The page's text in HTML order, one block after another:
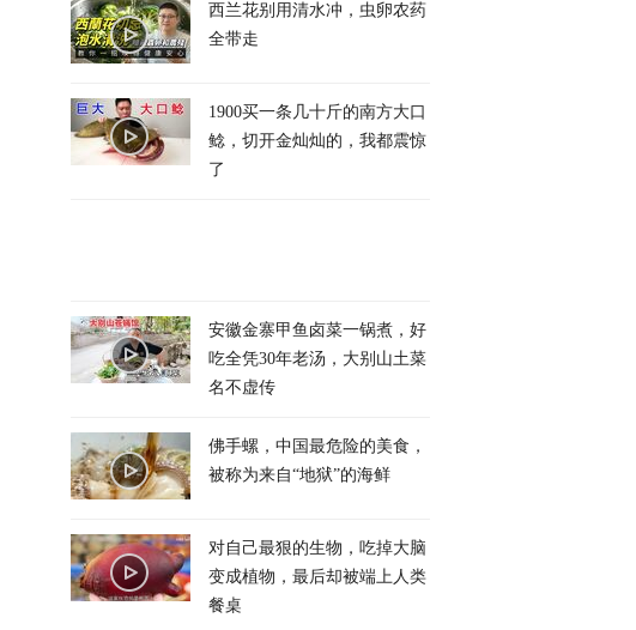
西兰花别用清水冲，虫卵农药
全带走
1900买一条几十斤的南方大口
鲶，切开金灿灿的，我都震惊
了
安徽金寨甲鱼卤菜一锅煮，好
吃全凭30年老汤，大别山土菜
名不虚传
佛手螺，中国最危险的美食，
被称为来自“地狱”的海鲜
对自己最狠的生物，吃掉大脑
变成植物，最后却被端上人类
餐桌